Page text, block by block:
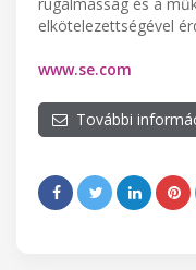
rugalmasság és a
elkötelezettségével
www.se.com
További